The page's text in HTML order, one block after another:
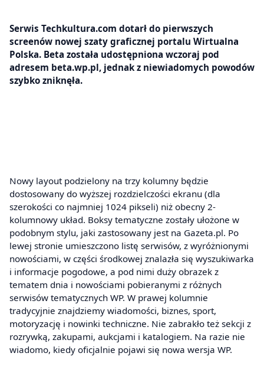
Serwis Techkultura.com dotarł do pierwszych
screenów nowej szaty graficznej portalu Wirtualna
Polska. Beta została udostępniona wczoraj pod
adresem beta.wp.pl, jednak z niewiadomych powodów
szybko zniknęła.
Nowy layout podzielony na trzy kolumny będzie
dostosowany do wyższej rozdzielczości ekranu (dla
szerokości co najmniej 1024 pikseli) niż obecny 2-
kolumnowy układ. Boksy tematyczne zostały ułożone w
podobnym stylu, jaki zastosowany jest na Gazeta.pl. Po
lewej stronie umieszczono listę serwisów, z wyróżnionymi
nowościami, w części środkowej znalazła się wyszukiwarka
i informacje pogodowe, a pod nimi duży obrazek z
tematem dnia i nowościami pobieranymi z różnych
serwisów tematycznych WP. W prawej kolumnie
tradycyjnie znajdziemy wiadomości, biznes, sport,
motoryzację i nowinki techniczne. Nie zabrakło też sekcji z
rozrywką, zakupami, aukcjami i katalogiem. Na razie nie
wiadomo, kiedy oficjalnie pojawi się nowa wersja WP.